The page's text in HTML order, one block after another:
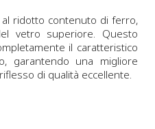
al ridotto contenuto di ferro,
vetro superiore. Questo
il caratteristico
garantendo una migliore
di qualità eccellente.